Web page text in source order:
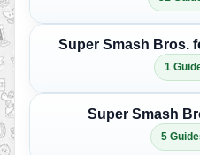
Super Smash Bros.
1
Super Smash
5